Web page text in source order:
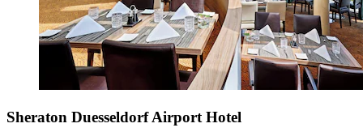
Sheraton Duesseldorf Airport Hotel